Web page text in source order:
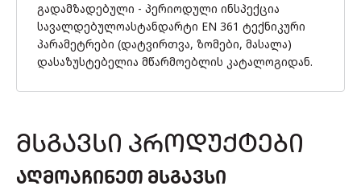
გადამზადებული - პერიოდული ინსპექცია
სავალდებულოასტანდარტი EN 361 ტექნიკური
პარამეტრები (დატვირთვა, ზომები, მასალა)
დასაზუსტებელია მწარმოებლის კატალოგიდან.
ᲛᲡᲒᲐᲕᲡᲘ ᲞᲠᲝᲓᲣᲥᲢᲔᲑᲘ
ᲐᲦᲛᲝᲐᲩᲘᲜᲔᲗ ᲛᲡᲒᲐᲕᲡᲘ